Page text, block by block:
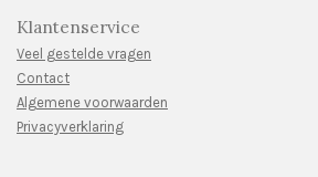
Klantenservice
Veel gestelde vragen
Contact
Algemene voorwaarden
Privacyverklaring